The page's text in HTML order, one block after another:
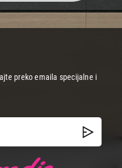
preko emaila specijalne i